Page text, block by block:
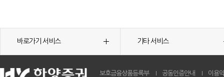
바로가기 서비스 기타 서비스
보호금융상품등록부 공동인증안내 이용